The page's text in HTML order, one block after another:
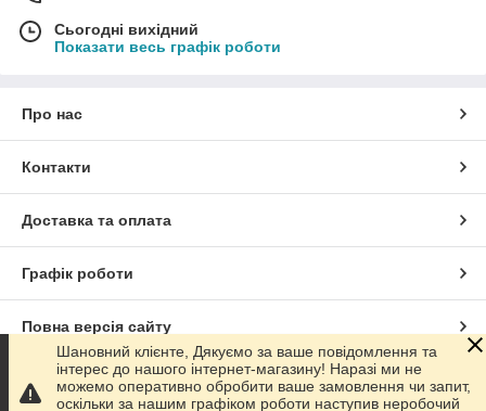
Сьогодні вихідний
Показати весь графік роботи
Про нас
Контакти
Доставка та оплата
Графік роботи
Повна версія сайту
Сайт створено на маркетплейсіProm.ua
Шановний клієнте, Дякуємо за ваше повідомлення та
інтерес до нашого інтернет-магазину! Наразі ми не
можемо оперативно обробити ваше замовлення чи запит,
оскільки за нашим графіком роботи наступив неробочий